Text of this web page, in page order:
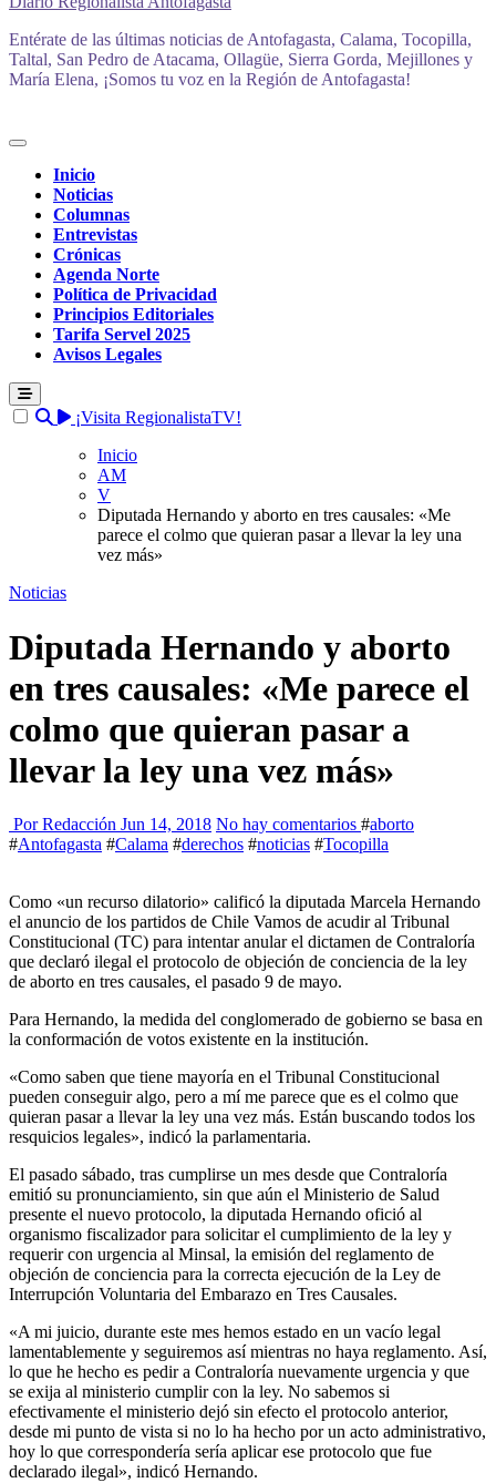
Entérate de las últimas noticias de Antofagasta, Calama, Tocopilla,
Taltal, San Pedro de Atacama, Ollagüe, Sierra Gorda, Mejillones y
María Elena, ¡Somos tu voz en la Región de Antofagasta!
Inicio
Noticias
Columnas
Entrevistas
Crónicas
Agenda Norte
Política de Privacidad
Principios Editoriales
Tarifa Servel 2025
Avisos Legales
¡Visita RegionalistaTV!
Inicio
AM
V
Diputada Hernando y aborto en tres causales: «Me
parece el colmo que quieran pasar a llevar la ley una
vez más»
Noticias
Diputada Hernando y aborto
en tres causales: «Me parece el
colmo que quieran pasar a
llevar la ley una vez más»
Por Redacción Jun 14, 2018 No hay comentarios #aborto
#Antofagasta #Calama #derechos #noticias #Tocopilla
Como «un recurso dilatorio» calificó la diputada Marcela Hernando
el anuncio de los partidos de Chile Vamos de acudir al Tribunal
Constitucional (TC) para intentar anular el dictamen de Contraloría
que declaró ilegal el protocolo de objeción de conciencia de la ley
de aborto en tres causales, el pasado 9 de mayo.
Para Hernando, la medida del conglomerado de gobierno se basa en
la conformación de votos existente en la institución.
«Como saben que tiene mayoría en el Tribunal Constitucional
pueden conseguir algo, pero a mí me parece que es el colmo que
quieran pasar a llevar la ley una vez más. Están buscando todos los
resquicios legales», indicó la parlamentaria.
El pasado sábado, tras cumplirse un mes desde que Contraloría
emitió su pronunciamiento, sin que aún el Ministerio de Salud
presente el nuevo protocolo, la diputada Hernando ofició al
organismo fiscalizador para solicitar el cumplimiento de la ley y
requerir con urgencia al Minsal, la emisión del reglamento de
objeción de conciencia para la correcta ejecución de la Ley de
Interrupción Voluntaria del Embarazo en Tres Causales.
«A mi juicio, durante este mes hemos estado en un vacío legal
lamentablemente y seguiremos así mientras no haya reglamento. Así,
lo que he hecho es pedir a Contraloría nuevamente urgencia y que
se exija al ministerio cumplir con la ley. No sabemos si
efectivamente el ministerio dejó sin efecto el protocolo anterior,
desde mi punto de vista si no lo ha hecho por un acto administrativo,
hoy lo que correspondería sería aplicar ese protocolo que fue
declarado ilegal», indicó Hernando.